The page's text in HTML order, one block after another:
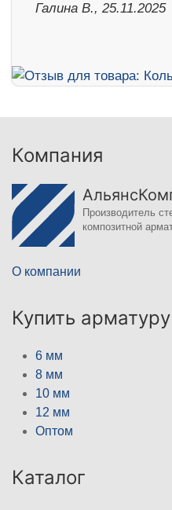
Галина В., 25.11.2025
Компания
Производитель
композитной
О компании
Купить арматуру
6 мм
8 мм
10 мм
12 мм
Оптом
Каталог